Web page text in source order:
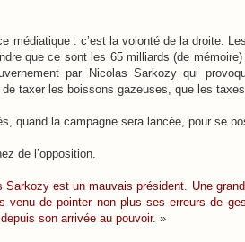
médiatique : c’est la volonté de la droite.
que ce sont les 65 milliards (de
par Nicolas Sarkozy qui
taxer les boissons gazeuses, que les
quand la campagne sera lancée, pour se
de l’opposition.
est un mauvais président. Une
de pointer non plus ses erreurs de
son arrivée au pouvoir. »